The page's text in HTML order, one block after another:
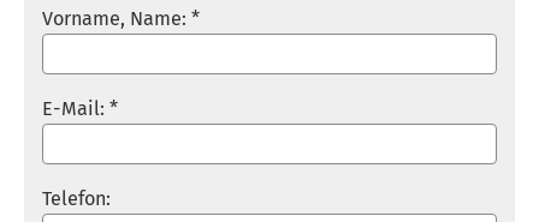
Vorname, Name: *
E-Mail: *
Telefon: